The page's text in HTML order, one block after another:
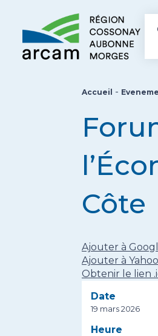
Accueil -
Côte
Ajouter à
Ajouter à
Obtenir le lien
Date
19 mars 2026
Heure